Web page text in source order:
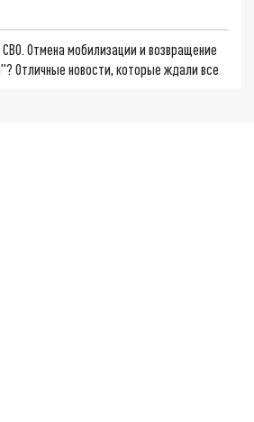
Отмена мобилизации и возвращение
Отличные новости, которые ждали все